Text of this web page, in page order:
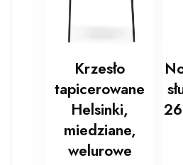
Krzesło
tapicerowane
Helsinki,
miedziane,
welurowe